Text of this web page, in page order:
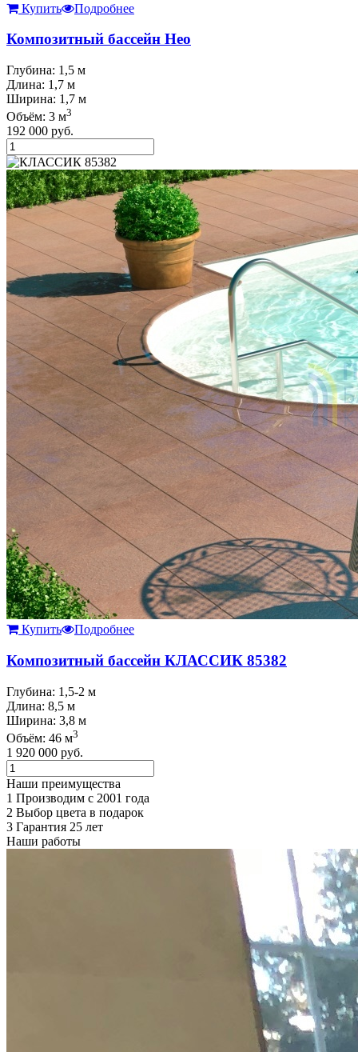
Купить Подробнее
Композитный бассейн Нео
Глубина: 1,5 м
Длина: 1,7 м
Ширина: 1,7 м
Объём: 3 м3
192 000 руб.
Купить Подробнее
Композитный бассейн КЛАССИК 85382
Глубина: 1,5-2 м
Длина: 8,5 м
Ширина: 3,8 м
Объём: 46 м3
1 920 000 руб.
Наши преимущества
1 Производим с 2001 года
2 Выбор цвета в подарок
3 Гарантия 25 лет
Наши работы